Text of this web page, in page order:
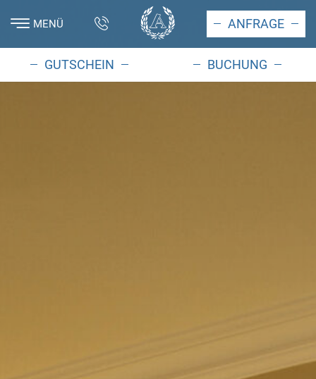
MENÜ ANFRAGE
GUTSCHEIN BUCHUNG